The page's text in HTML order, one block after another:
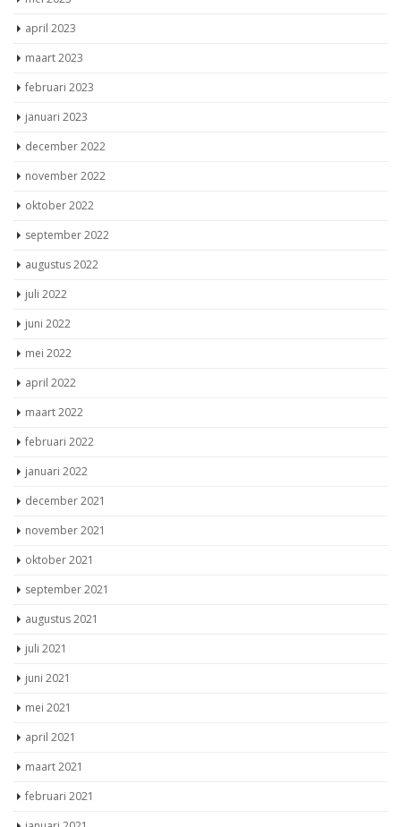
april 2023
maart 2023
februari 2023
januari 2023
december 2022
november 2022
oktober 2022
september 2022
augustus 2022
juli 2022
juni 2022
mei 2022
april 2022
maart 2022
februari 2022
januari 2022
december 2021
november 2021
oktober 2021
september 2021
augustus 2021
juli 2021
juni 2021
mei 2021
april 2021
maart 2021
februari 2021